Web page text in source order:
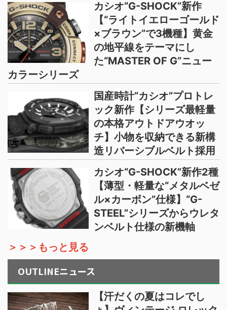
カシオ“G-SHOCK”新作
【“ライトイエローゴールド
×ブラウン”で3機種】黄金
の地平線をテーマにし
た“MASTER OF G”ニュー
カラーシリーズ
国産時計“カシオ”プロトレ
ック新作【シリーズ最軽量
の本格アウトドアウオッ
チ】小物を収納できる新構
造リバーシブルベルト採用
カシオ“G-SHOCK”新作2種
【薄型・軽量な“メタルベゼ
ル×カーボン”仕様】“G-
STEEL”シリーズからウレタ
ンベルト仕様の新機軸
＞＞＞もっと見る
OUTLINEニュース
【汗だくの夏はコレでし